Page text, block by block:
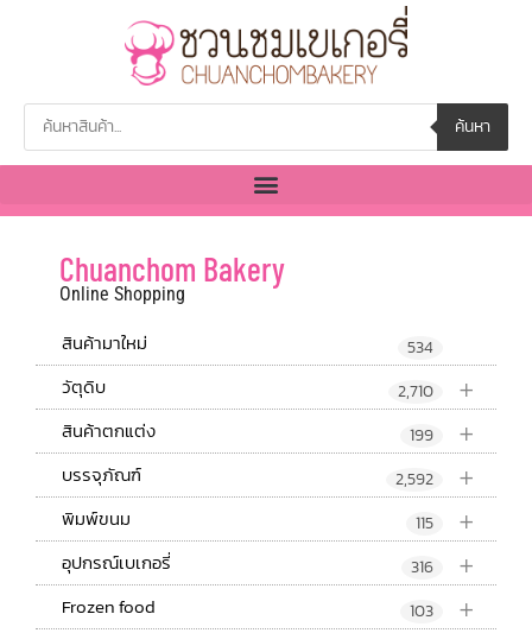
ค้นหา
Chuanchom Bakery
Online Shopping
สินค้ามาใหม่ 534
+
วัตุดิบ 2,710
+
สินค้าตกแต่ง 199
+
บรรจุภัณฑ์ 2,592
+
พิมพ์ขนม 115
+
อุปกรณ์เบเกอรี่ 316
+
Frozen food 103